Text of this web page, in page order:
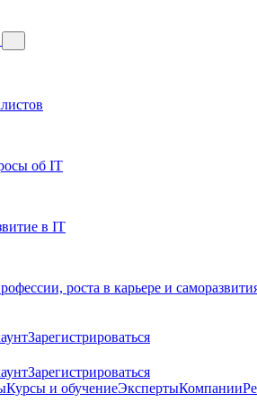
об IT
в IT
роста в карьере и
Зарегистрироваться
Зарегистрироваться
Курсы и обучениеЭкспертыКомпании